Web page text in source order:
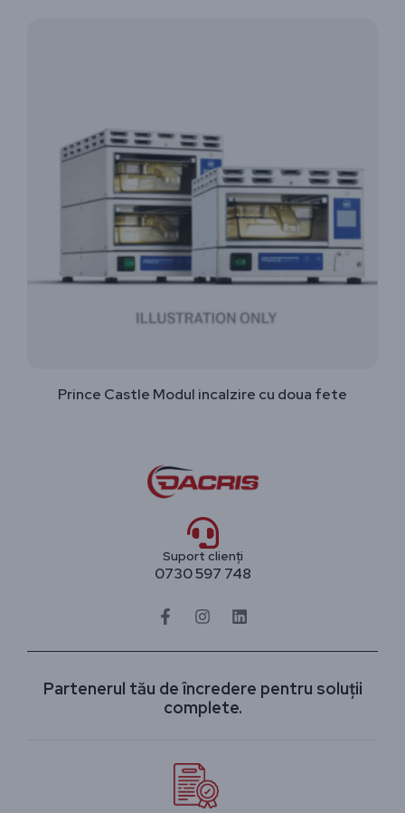
Prince Castle Modul incalzire cu doua fete
Suport clienți
0730 597 748
Partenerul tău de încredere pentru soluții
complete.